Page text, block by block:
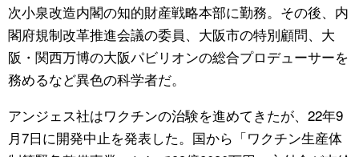
次小泉改造内閣の知的財産戦略本部に勤務。その後、内
閣府規制改革推進会議の委員、大阪市の特別顧問、大
阪・関西万博の大阪パビリオンの総合プロデューサーを
務めるなど異色の科学者だ。
アンジェス社はワクチンの治験を進めてきたが、22年9
月7日に開発中止を発表した。国から「ワクチン生産体